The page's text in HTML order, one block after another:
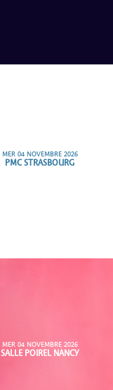
MER 04 NOVEMBRE 2026
PMC STRASBOURG
MER 04 NOVEMBRE 2026
SALLE POIREL NANCY